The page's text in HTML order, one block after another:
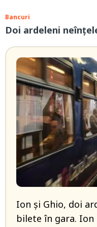
Bancuri
Doi ardeleni
Ion și Ghio, doi
bilete în gara. Ion